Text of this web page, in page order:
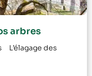
arbres
L’élagage des